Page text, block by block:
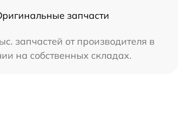
запчасти
запчастей от производителя в
на собственных складах.